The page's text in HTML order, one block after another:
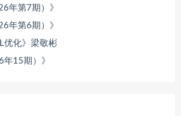
年第7期）》
年第6期）》
优化》梁敬彬
年15期）》